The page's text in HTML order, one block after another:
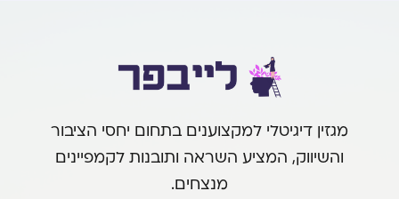
מגזין דיגיטלי למקצוענים בתחום יחסי הציבור
והשיווק, המציע השראה ותובנות לקמפיינים
מנצחים.